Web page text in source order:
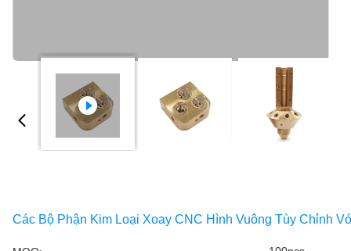
Các Bộ Phận Kim Loại Xoay CNC Hình Vuông Tùy Chỉnh